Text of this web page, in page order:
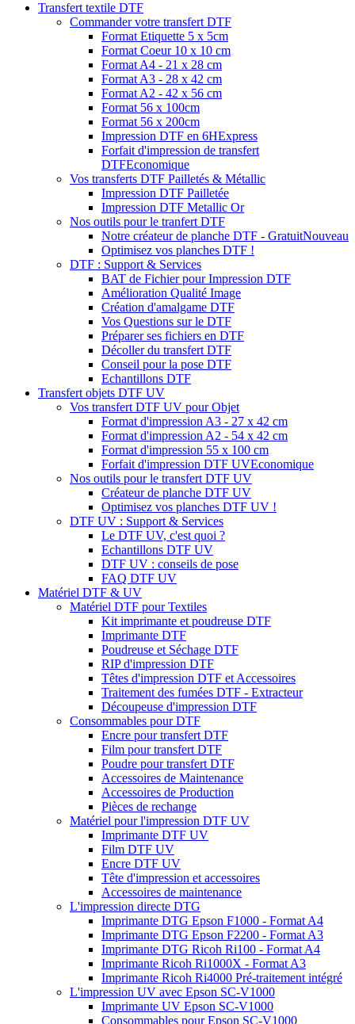
Transfert textile DTF
Commander votre transfert DTF
Format Etiquette 5 x 5cm
Format Coeur 10 x 10 cm
Format A4 - 21 x 28 cm
Format A3 - 28 x 42 cm
Format A2 - 42 x 56 cm
Format 56 x 100cm
Format 56 x 200cm
Impression DTF en 6HExpress
Forfait d'impression de transfert
DTFEconomique
Vos transferts DTF Pailletés & Métallic
Impression DTF Pailletée
Impression DTF Metallic Or
Nos outils pour le tranfert DTF
Notre créateur de planche DTF - GratuitNouveau
Optimisez vos planches DTF !
DTF : Support & Services
BAT de Fichier pour Impression DTF
Amélioration Qualité Image
Création d'amalgame DTF
Vos Questions sur le DTF
Préparer ses fichiers en DTF
Décoller du transfert DTF
Conseil pour la pose DTF
Echantillons DTF
Transfert objets DTF UV
Vos transfert DTF UV pour Objet
Format d'impression A3 - 27 x 42 cm
Format d'impression A2 - 54 x 42 cm
Format d'impression 55 x 100 cm
Forfait d'impression DTF UVEconomique
Nos outils pour le transfert DTF UV
Créateur de planche DTF UV
Optimisez vos planches DTF UV !
DTF UV : Support & Services
Le DTF UV, c'est quoi ?
Echantillons DTF UV
DTF UV : conseils de pose
FAQ DTF UV
Matériel DTF & UV
Matériel DTF pour Textiles
Kit imprimante et poudreuse DTF
Imprimante DTF
Poudreuse et Séchage DTF
RIP d'impression DTF
Têtes d'impression DTF et Accessoires
Traitement des fumées DTF - Extracteur
Découpeuse d'impression DTF
Consommables pour DTF
Encre pour transfert DTF
Film pour transfert DTF
Poudre pour transfert DTF
Accessoires de Maintenance
Accessoires de Production
Pièces de rechange
Matériel pour l'impression DTF UV
Imprimante DTF UV
Film DTF UV
Encre DTF UV
Tête d'impression et accessoires
Accessoires de maintenance
L'impression directe DTG
Imprimante DTG Epson F1000 - Format A4
Imprimante DTG Epson F2200 - Format A3
Imprimante DTG Ricoh Ri100 - Format A4
Imprimante Ricoh Ri1000X - Format A3
Imprimante Ricoh Ri4000 Pré-traitement intégré
L'impression UV avec Epson SC-V1000
Imprimante UV Epson SC-V1000
Consommables pour Epson SC-V1000